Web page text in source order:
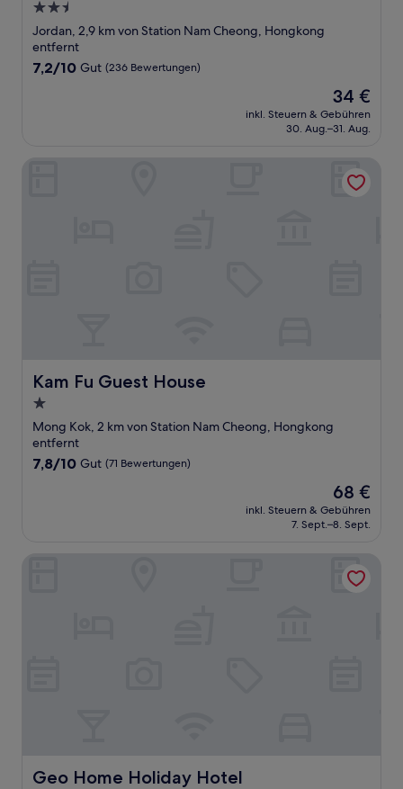
2.5-
Sterne-
Unterkunft
Jordan, 2,9 km von Station Nam Cheong, Hongkong
entfernt
7.2
7,2/10 Gut (236 Bewertungen)
Der
Preis
beträgt
34 €
inkl. Steuern & Gebühren
30. Aug.–31. Aug.
Kam Fu Guest House
Kam Fu Guest House
1.0-
Stern-
Unterkunft
Mong Kok, 2 km von Station Nam Cheong, Hongkong
entfernt
7.8
7,8/10 Gut (71 Bewertungen)
Der
Preis
beträgt
68 €
inkl. Steuern & Gebühren
7. Sept.–8. Sept.
Geo Home Holiday Hotel
Geo Home Holiday Hotel